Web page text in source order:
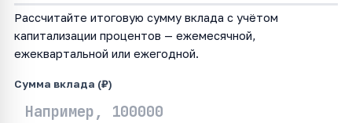
Рассчитайте итоговую сумму вклада с учётом
капитализации процентов — ежемесячной,
ежеквартальной или ежегодной.
Сумма вклада (₽)